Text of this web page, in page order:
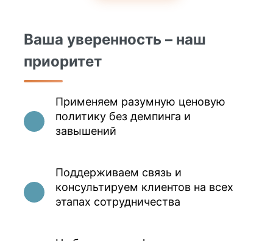
Ваша уверенность – наш
приоритет
Применяем разумную ценовую
политику без демпинга и
завышений
Поддерживаем связь и
консультируем клиентов на всех
этапах сотрудничества